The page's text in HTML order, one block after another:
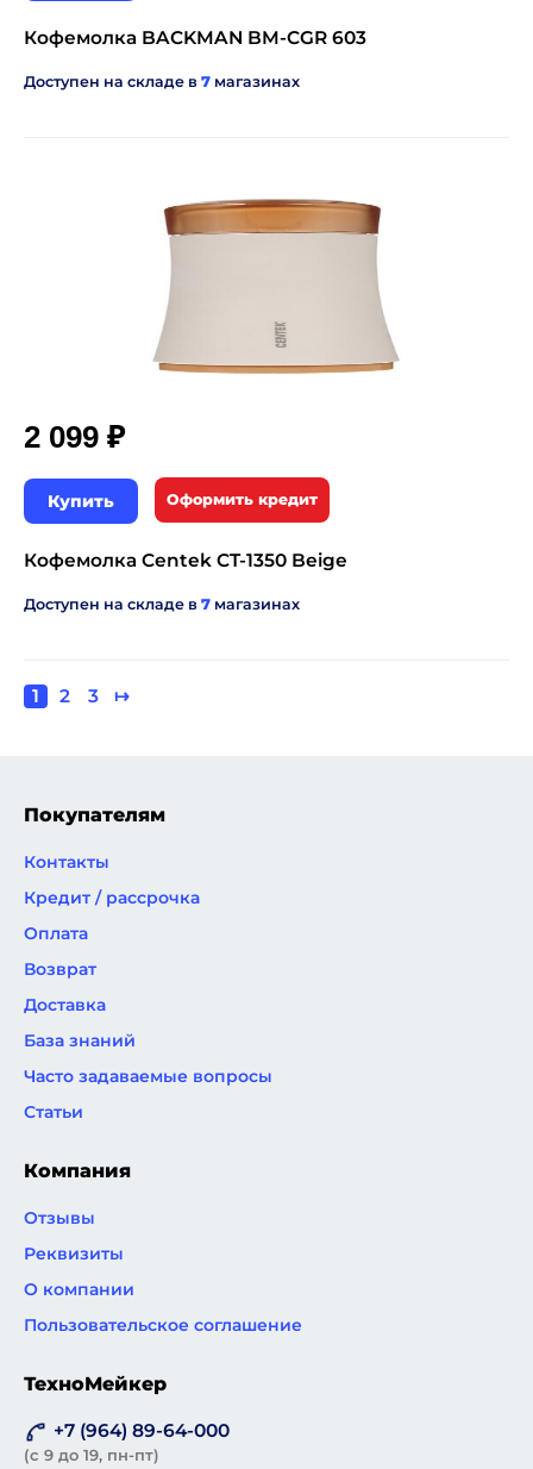
Кофемолка BACKMAN BM-CGR 603
Доступен на складе в 7 магазинах
2 099 ₽
Купить Оформить кредит
Кофемолка Centek CT-1350 Beige
Доступен на складе в 7 магазинах
Нумерация
Текущая
1 Page
2 Page
3
Следующая
↦
Покупателям
Контакты
Кредит / рассрочка
Оплата
Возврат
Доставка
База знаний
Часто задаваемые вопросы
Статьи
Компания
Отзывы
Реквизиты
О компании
Пользовательское соглашение
ТехноМейкер
+7 (964) 89-64-000
(с 9 до 19, пн-пт)